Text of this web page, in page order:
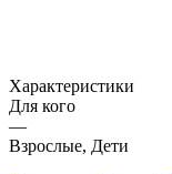
Характеристики
Для кого
—
Взрослые, Дети